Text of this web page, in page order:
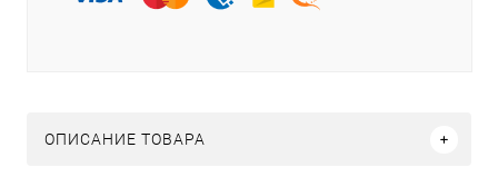
ОПИСАНИЕ ТОВАРА